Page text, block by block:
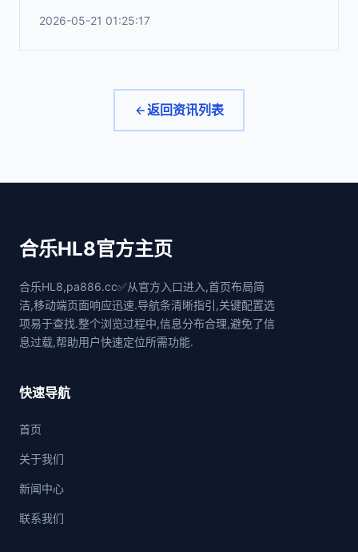
2026-05-21 01:25:17
返回资讯列表
合乐HL8官方主页
合乐HL8,pa886.cc✅从官方入口进入,首页布局简
洁,移动端页面响应迅速.导航条清晰指引,关键配置选
项易于查找.整个浏览过程中,信息分布合理,避免了信
息过载,帮助用户快速定位所需功能.
快速导航
首页
关于我们
新闻中心
联系我们